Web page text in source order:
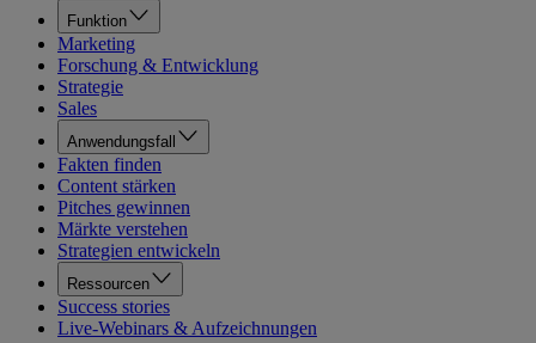
Funktion
Marketing
Forschung & Entwicklung
Strategie
Sales
Anwendungsfall
Fakten finden
Content stärken
Pitches gewinnen
Märkte verstehen
Strategien entwickeln
Ressourcen
Success stories
Live-Webinars & Aufzeichnungen